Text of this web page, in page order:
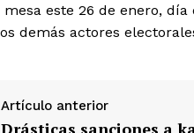
mesa este 26 de enero,
demás actores
Artículo anterior
Drásticas sanciones a